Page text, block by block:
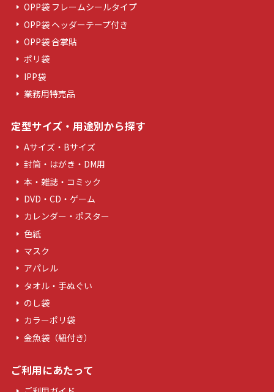
OPP袋 フレームシールタイプ
OPP袋 ヘッダーテープ付き
OPP袋 合掌貼
ポリ袋
IPP袋
業務用特売品
定型サイズ・用途別から探す
Aサイズ・Bサイズ
封筒・はがき・DM用
本・雑誌・コミック
DVD・CD・ゲーム
カレンダー・ポスター
色紙
マスク
アパレル
タオル・手ぬぐい
のし袋
カラーポリ袋
金魚袋（紐付き）
ご利用にあたって